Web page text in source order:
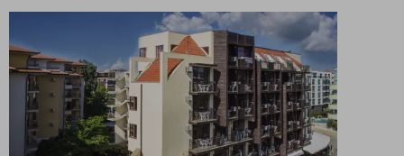
Inclusive
mogelijk